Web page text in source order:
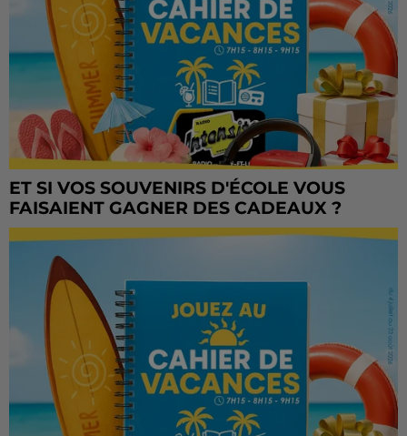
ET SI VOS SOUVENIRS D'ÉCOLE VOUS
FAISAIENT GAGNER DES CADEAUX ?